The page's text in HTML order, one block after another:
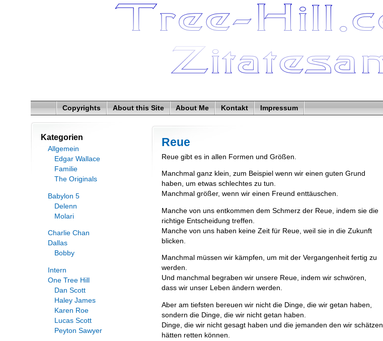
Copyrights About this Site About Me Kontakt Impressum
Reue
Reue gibt es in allen Formen und Größen.
Manchmal ganz klein, zum Beispiel wenn wir einen guten Grund
haben, um etwas schlechtes zu tun.
Manchmal größer, wenn wir einen Freund enttäuschen.
Manche von uns entkommen dem Schmerz der Reue, indem sie die
richtige Entscheidung treffen.
Manche von uns haben keine Zeit für Reue, weil sie in die Zukunft
blicken.
Manchmal müssen wir kämpfen, um mit der Vergangenheit fertig zu
werden.
Und manchmal begraben wir unsere Reue, indem wir schwören,
dass wir unser Leben ändern werden.
Aber am tiefsten bereuen wir nicht die Dinge, die wir getan haben,
sondern die Dinge, die wir nicht getan haben.
Dinge, die wir nicht gesagt haben und die jemanden den wir schätzen
hätten retten können.
Kategorien
Allgemein
Edgar Wallace
Familie
The Originals
Babylon 5
Delenn
Molari
Charlie Chan
Dallas
Bobby
Intern
One Tree Hill
Dan Scott
Haley James
Karen Roe
Lucas Scott
Peyton Sawyer